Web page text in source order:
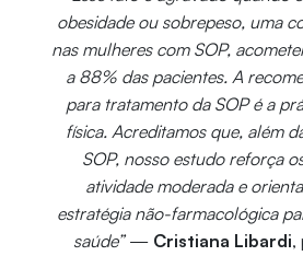
obesidade ou sobrepeso, uma
nas mulheres com SOP,
a 88% das pacientes. A
para tratamento da SOP é a
física. Acreditamos que, além
SOP, nosso estudo reforça
atividade moderada e
estratégia não-farmacológica
saúde”— Cristiana Libardi,